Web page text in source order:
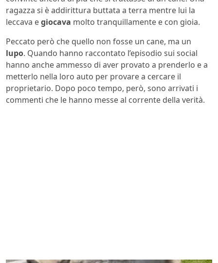
ragazza si è addirittura buttata a terra mentre lui la
leccava egiocava molto tranquillamente e con gioia.
Peccato però che quello non fosse un cane, ma un
lupo. Quando hanno raccontato l’episodio sui social
hanno anche ammesso di aver provato a prenderlo e a
metterlo nella loro auto per provare a cercare il
proprietario. Dopo poco tempo, però, sono arrivati i
commenti che le hanno messe al corrente della verità.